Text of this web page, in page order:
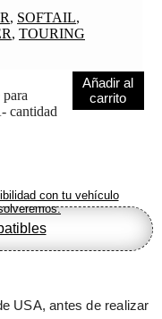
, SOFTAIL,
, TOURING
cantidad
Añadir al
carrito
con tu vehículo
USA, antes de realizar